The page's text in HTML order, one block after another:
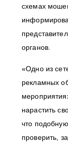
схемах
органов.
«Одно из
рекламных
нарастить
что
проверить,